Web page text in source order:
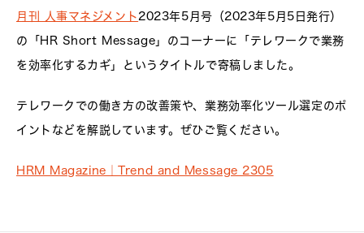
月刊 人事マネジメント 2023年5月号（2023年5月5日発行）
の「HR Short Message」のコーナーに「テレワークで業務
を効率化するカギ」というタイトルで寄稿しました。
テレワークでの働き方の改善策や、業務効率化ツール選定のポ
イントなどを解説しています。ぜひご覧ください。
HRM Magazine｜Trend and Message 2305